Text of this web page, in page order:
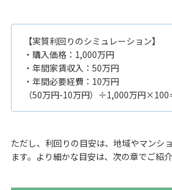
【実質利回りのシミュレーション】
・購入価格：1,000万円
・年間家賃収入：50万円
・年間必要経費：10万円
（50万円-10万円）÷1,000万円×100
ただし、利回りの目安は、地域やマンシ
ます。より細かな目安は、次の章でご紹介